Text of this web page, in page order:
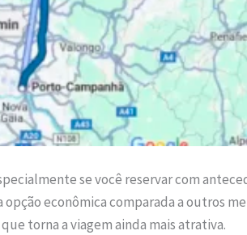
se você reservar com
econômica comparada a outros
torna a viagem ainda mais atrativa.